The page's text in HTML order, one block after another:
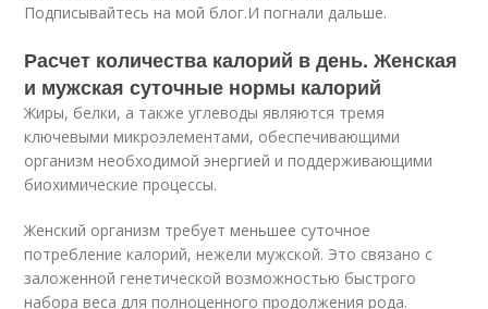
Подписывайтесь на мой блог.И погнали дальше.
Расчет количества калорий в день. Женская
и мужская суточные нормы калорий
Жиры, белки, а также углеводы являются тремя
ключевыми микроэлементами, обеспечивающими
организм необходимой энергией и поддерживающими
биохимические процессы.
Женский организм требует меньшее суточное
потребление калорий, нежели мужской. Это связано с
заложенной генетической возможностью быстрого
набора веса для полноценного продолжения рода.